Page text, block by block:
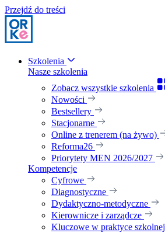
Przejdź do treści
Szkolenia
Nasze szkolenia
Zobacz wszystkie szkolenia
Nowości
Bestsellery
Stacjonarne
Online z trenerem (na żywo)
Reforma26
Priorytety MEN 2026/2027
Kompetencje
Cyfrowe
Diagnostyczne
Dydaktyczno-metodyczne
Kierownicze i zarządcze
Kluczowe w praktyce szkolnej